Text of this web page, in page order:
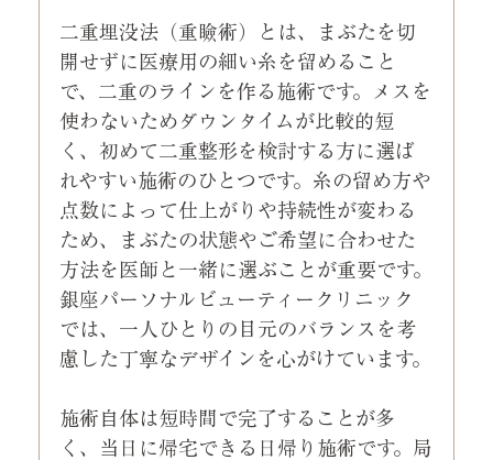
二重埋没法（重瞼術）とは、まぶたを切
開せずに医療用の細い糸を留めること
で、二重のラインを作る施術です。メスを
使わないためダウンタイムが比較的短
く、初めて二重整形を検討する方に選ば
れやすい施術のひとつです。糸の留め方や
点数によって仕上がりや持続性が変わる
ため、まぶたの状態やご希望に合わせた
方法を医師と一緒に選ぶことが重要です。
銀座パーソナルビューティークリニック
では、一人ひとりの目元のバランスを考
慮した丁寧なデザインを心がけています。
施術自体は短時間で完了することが多
く、当日に帰宅できる日帰り施術です。局